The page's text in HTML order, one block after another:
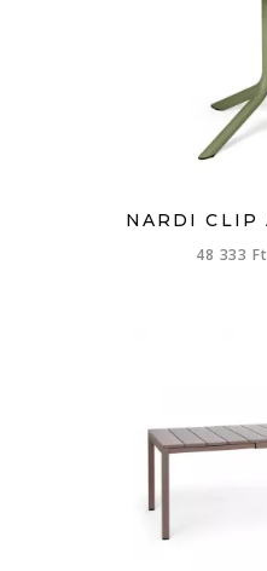
NARDI CLIP
48 333